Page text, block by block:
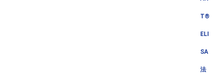
T®
ELI
SA
法